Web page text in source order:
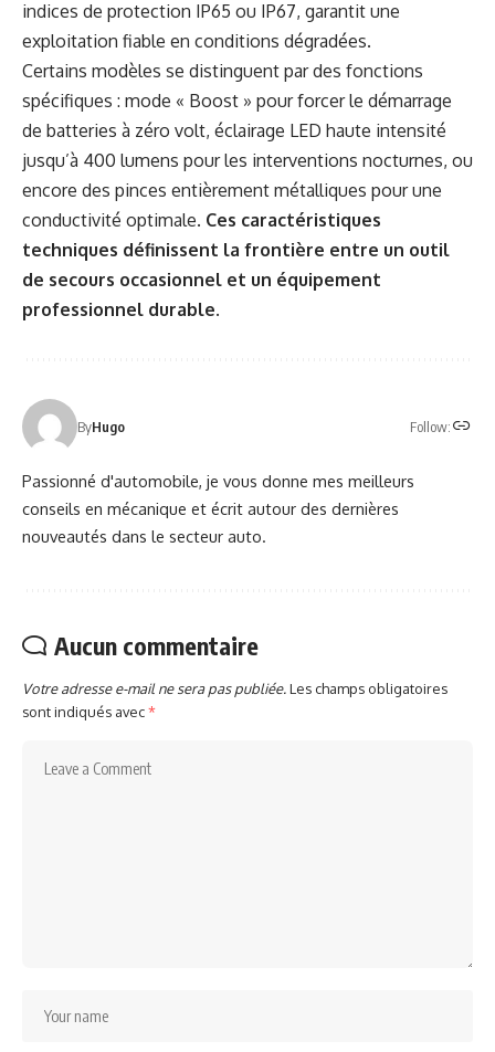
indices de protection IP65 ou IP67, garantit une
exploitation fiable en conditions dégradées.
Certains modèles se distinguent par des fonctions
spécifiques : mode « Boost » pour forcer le démarrage
de batteries à zéro volt, éclairage LED haute intensité
jusqu’à 400 lumens pour les interventions nocturnes, ou
encore des pinces entièrement métalliques pour une
conductivité optimale. Ces caractéristiques
techniques définissent la frontière entre un outil
de secours occasionnel et un équipement
professionnel durable.
ByHugo Follow:
Passionné d'automobile, je vous donne mes meilleurs
conseils en mécanique et écrit autour des dernières
nouveautés dans le secteur auto.
Aucun commentaire
Votre adresse e-mail ne sera pas publiée.Les champs obligatoires
sont indiqués avec*